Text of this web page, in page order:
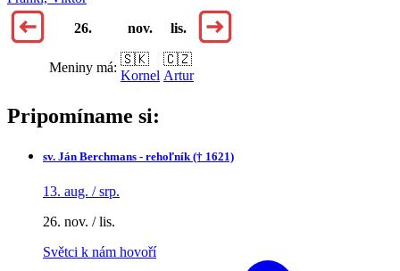
26.
nov. lis.
Meniny má:
🇸🇰
Kornel
🇨🇿
Artur
Pripomíname si:
sv. Ján Berchmans - rehoľník († 1621)
13. aug. / srp.
26. nov. / lis.
Světci k nám hovoří